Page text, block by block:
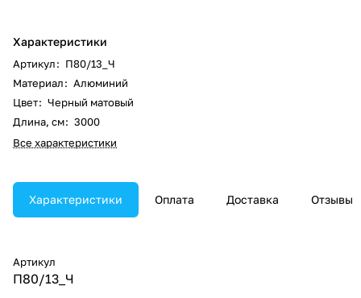
Характеристики
Артикул: П80/13_Ч
Материал: Алюминий
Цвет: Черный матовый
Длина, см: 3000
Все характеристики
Характеристики Оплата Доставка Отзывы
Артикул
П80/13_Ч